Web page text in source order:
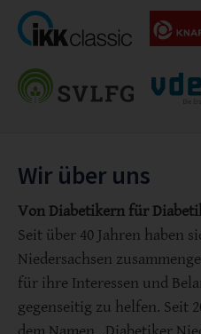
Wir über uns
Von Diabetikern für
Seit über 40 Jahren haben
Niedersachsen
für ihre Interessen und
gegenseitig zu helfen. Seit